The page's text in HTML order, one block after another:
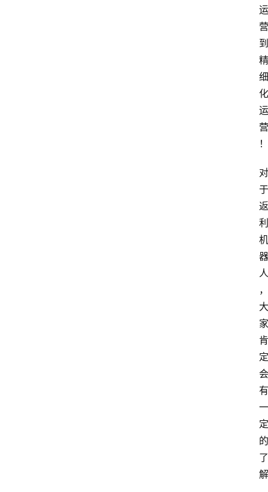
运
营
到
精
细
化
运
营
！
对
于
返
利
机
器
人
，
大
家
肯
定
会
有
一
定
的
了
解